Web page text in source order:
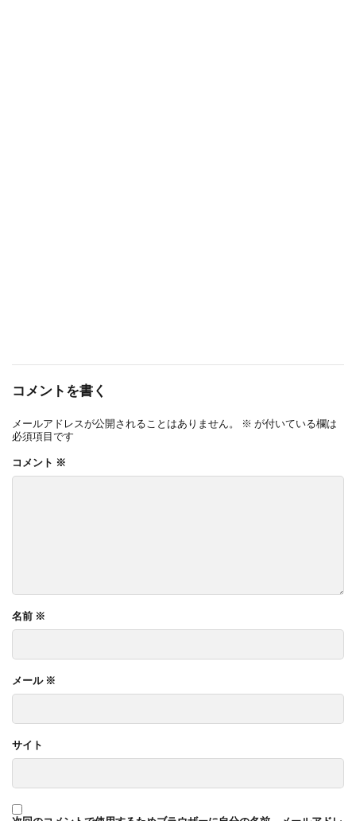
コメントを書く
メールアドレスが公開されることはありません。 ※ が付いている欄は
必須項目です
コメント ※
名前 ※
メール ※
サイト